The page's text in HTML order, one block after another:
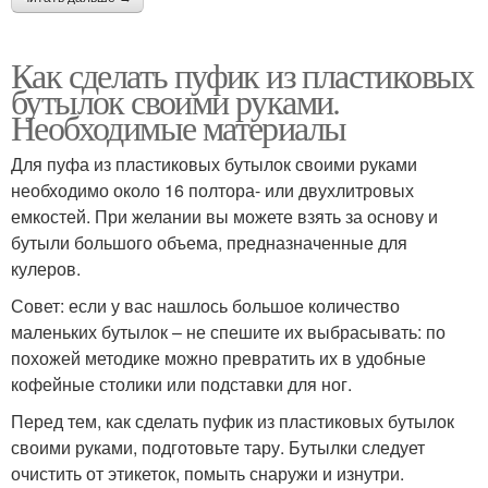
Как сделать пуфик из пластиковых
бутылок своими руками.
Необходимые материалы
Для пуфа из пластиковых бутылок своими руками
необходимо около 16 полтора- или двухлитровых
емкостей. При желании вы можете взять за основу и
бутыли большого объема, предназначенные для
кулеров.
Совет: если у вас нашлось большое количество
маленьких бутылок – не спешите их выбрасывать: по
похожей методике можно превратить их в удобные
кофейные столики или подставки для ног.
Перед тем, как сделать пуфик из пластиковых бутылок
своими руками, подготовьте тару. Бутылки следует
очистить от этикеток, помыть снаружи и изнутри.